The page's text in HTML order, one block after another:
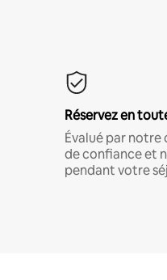
Réservez en
Évalué par
de confiance et
pendant votre